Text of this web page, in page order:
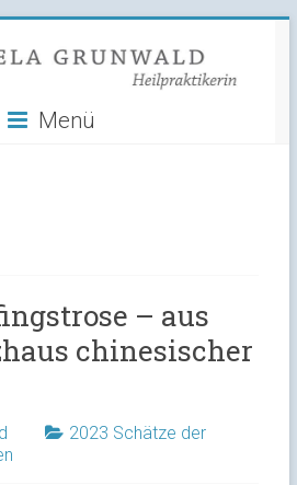
Menü
– aus
chinesischer
2023 Schätze der